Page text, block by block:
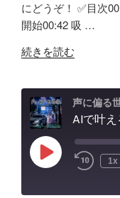
イ
キ
ャ
効
果
と
能
製
品？
ポ
ド
キ
ャ
ト
RSS
RSS FEED
LINK
EMBED
にどうぞ！ ✅️目次
開始00:42 吸 …
"吸
ボ
ッ
ク
の
続きを読む
声に偏る
Play
Episode 1x